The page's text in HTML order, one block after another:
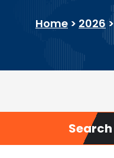
Home > 2026>
Search